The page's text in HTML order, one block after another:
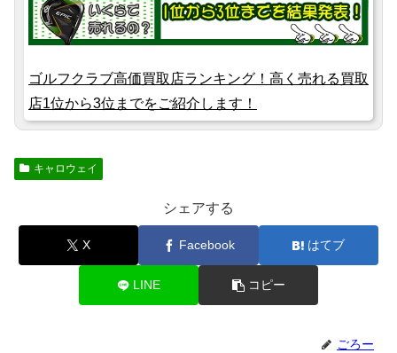
ゴルフクラブ高価買取店ランキング！高く売れる買取
店1位から3位までをご紹介します！
キャロウェイ
シェアする
X Facebook はてブ
LINE コピー
ごろー